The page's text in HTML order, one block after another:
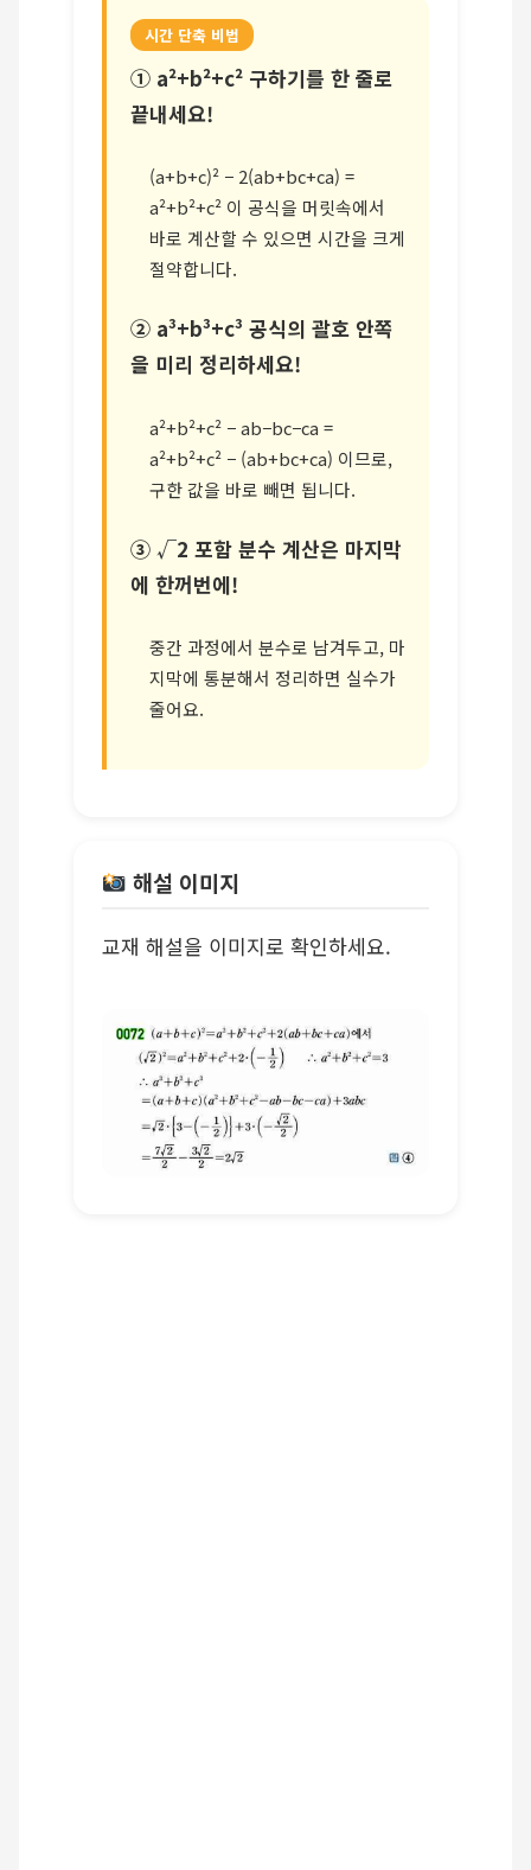
시간 단축 비법
① a²+b²+c² 구하기를 한 줄로
끝내세요!
(a+b+c)² − 2(ab+bc+ca) =
a²+b²+c² 이 공식을 머릿속에서
바로 계산할 수 있으면 시간을 크게
절약합니다.
② a³+b³+c³ 공식의 괄호 안쪽
을 미리 정리하세요!
a²+b²+c² − ab−bc−ca =
a²+b²+c² − (ab+bc+ca) 이므로,
구한 값을 바로 빼면 됩니다.
③ √2 포함 분수 계산은 마지막
에 한꺼번에!
중간 과정에서 분수로 남겨두고, 마
지막에 통분해서 정리하면 실수가
줄어요.
해설 이미지
교재 해설을 이미지로 확인하세요.